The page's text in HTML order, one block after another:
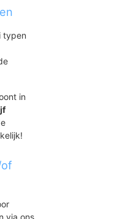
typen
in